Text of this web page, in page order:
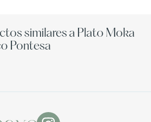
similares a Plato Moka
Pontesa